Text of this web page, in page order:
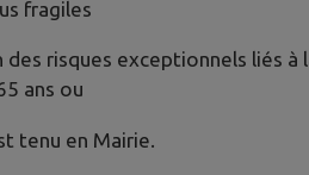
fragiles
risques exceptionnels liés à
ans ou
tenu en Mairie.